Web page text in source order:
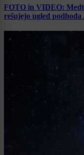
FOTO in VIDEO:
rešujejo ugled podhoda